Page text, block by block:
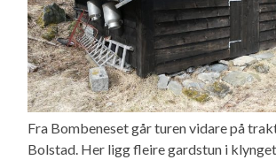
Fra Bombeneset går turen vidare på
Bolstad. Her ligg fleire gardstun i